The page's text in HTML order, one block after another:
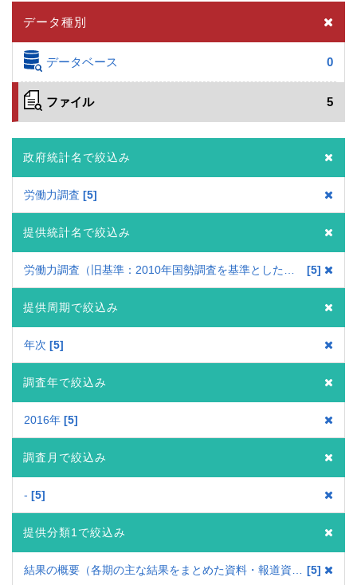
データ種別
データベース 0
ファイル 5
政府統計名で絞込み
労働力調査 5
提供統計名で絞込み
労働力調査（旧基準：2010年国勢調査を基準とした結果） 5
提供周期で絞込み
年次 5
調査年で絞込み
2016年 5
調査月で絞込み
- 5
提供分類1で絞込み
結果の概要（各期の主な結果をまとめた資料・報道資料） 5